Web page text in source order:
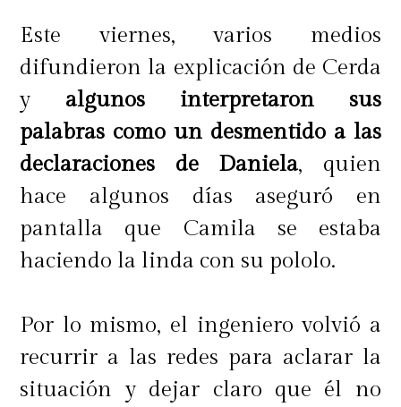
Este viernes, varios medios
difundieron la explicación de Cerda
yalgunos interpretaron sus
palabras como un desmentido a las
declaraciones de Daniela, quien
hace algunos días aseguró en
pantalla que Camila se estaba
haciendo la linda con su pololo.
Por lo mismo, el ingeniero volvió a
recurrir a las redes para aclarar la
situación y dejar claro que él no